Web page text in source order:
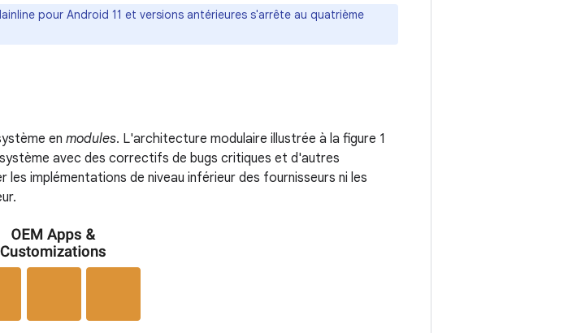
pour Android 11 et versions antérieures s'arrête au quatrième
en modules. L'architecture modulaire illustrée à la figure 1
avec des correctifs de bugs critiques et d'autres
implémentations de niveau inférieur des fournisseurs ni les